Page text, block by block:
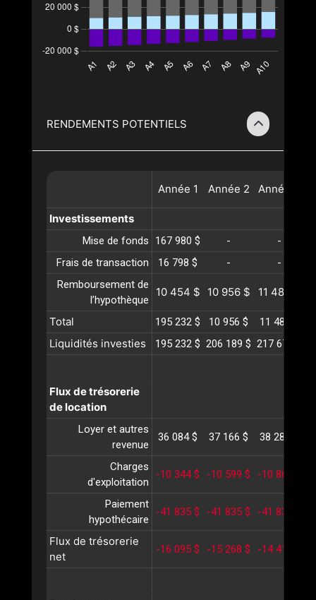
RENDEMENTS POTENTIELS
Année 1 Année 2 Année
Investissements
Mise de fonds 167 980 $ -
-
Frais de transaction
16 798 $ -
-
Remboursement de
l’hypothèque
10 454 $ 10 956 $ 11 483 $
Total 195 232 $ 10 956 $ 11 483 $
Liquidités investies 195 232 $ 206 189 $ 217 672 $
Flux de trésorerie
de location
Loyer et autres
revenue
36 084 $ 37 166 $ 38 281 $
Charges
d'exploitation
-10 344 $ -10 599 $ -10 861 $
Paiement
hypothécaire
-41 835 $ -41 835 $ -41 835 $
Flux de trésorerie
net
-16 095 $ -15 268 $ -14 415 $